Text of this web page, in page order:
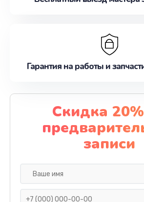
Гарантия на работы и
Скидка
записи